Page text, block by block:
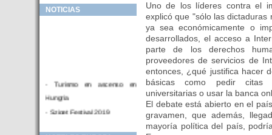
NOTICIAS
- Turismo en ascenso en
Hungria
- Sziget Festival 2019
Uno de los líderes contra el
explicó que "sólo las
ya sea económicamente o
desarrollados, el acceso a
parte de los derechos
proveedores de servicios de
entonces, ¿qué justifica hacer
básicas como pedir citas
universitarias o usar la banca
El debate está abierto en el
gravamen, que además,
mayoría política del país,